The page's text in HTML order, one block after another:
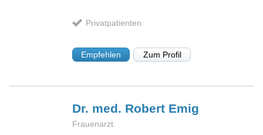
Privatpatienten
Empfehlen Zum Profil
Dr. med. Robert Emig
Frauenarzt